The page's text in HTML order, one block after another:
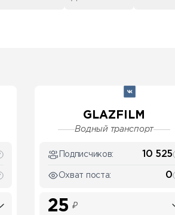
GLAZFILM
Водный транспорт
Подписчиков: 10 525
Охват поста: 0
25 ₽